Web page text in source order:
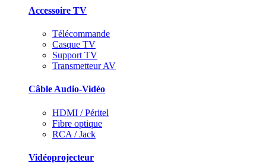
Accessoire TV
Télécommande
Casque TV
Support TV
Transmetteur AV
Câble Audio-Vidéo
HDMI / Péritel
Fibre optique
RCA / Jack
Vidéoprojecteur